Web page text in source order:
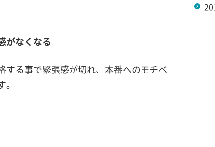
がなくなる
する事で緊張感が切れ、本番へのモチベ
。